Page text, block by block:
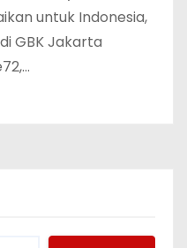
untuk Indonesia,
GBK Jakarta